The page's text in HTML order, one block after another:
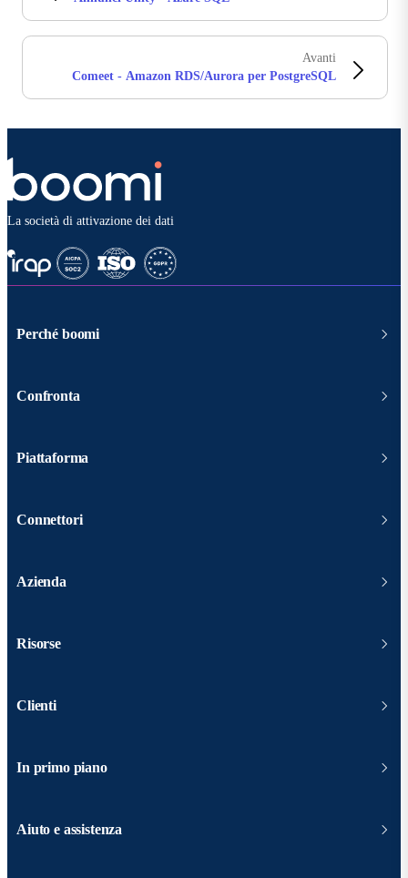
Avanti
Comeet - Amazon RDS/Aurora per PostgreSQL
La società di attivazione dei dati
Perché boomi
Confronta
Piattaforma
Connettori
Azienda
Risorse
Clienti
In primo piano
Aiuto e assistenza